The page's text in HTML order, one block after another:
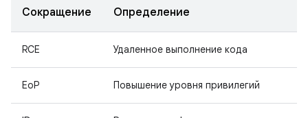
Сокращение Определение
RCE Удаленное выполнение кода
EoP Повышение уровня привилегий